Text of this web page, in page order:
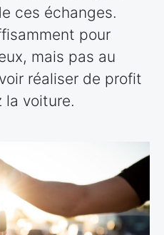
ces échanges.
pour
mais pas au
réaliser de profit
la voiture.